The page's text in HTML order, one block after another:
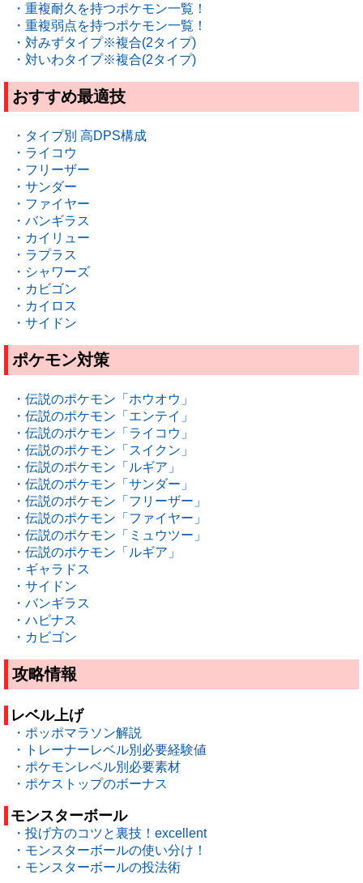
・重複耐久を持つポケモン一覧！
・重複弱点を持つポケモン一覧！
・対みずタイプ※複合(2タイプ)
・対いわタイプ※複合(2タイプ)
おすすめ最適技
・タイプ別 高DPS構成
・ライコウ
・フリーザー
・サンダー
・ファイヤー
・バンギラス
・カイリュー
・ラプラス
・シャワーズ
・カビゴン
・カイロス
・サイドン
ポケモン対策
・伝説のポケモン「ホウオウ」
・伝説のポケモン「エンテイ」
・伝説のポケモン「ライコウ」
・伝説のポケモン「スイクン」
・伝説のポケモン「ルギア」
・伝説のポケモン「サンダー」
・伝説のポケモン「フリーザー」
・伝説のポケモン「ファイヤー」
・伝説のポケモン「ミュウツー」
・伝説のポケモン「ルギア」
・ギャラドス
・サイドン
・バンギラス
・ハピナス
・カビゴン
攻略情報
レベル上げ
・ポッポマラソン解説
・トレーナーレベル別必要経験値
・ポケモンレベル別必要素材
・ポケストップのボーナス
モンスターボール
・投げ方のコツと裏技！excellent
・モンスターボールの使い分け！
・モンスターボールの投法術